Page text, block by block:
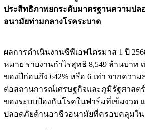
ประสิทธิภาพยกระดับมาตรฐานความปล
อนามัยท่ามกลางโรคระบาด
ผลการดำเนินงานซีพีเอฟไตรมาส 1 ปี
หมาย รายงานกำไรสุทธิ 8,549 ล้านบาท
ของปีก่อนถึง 642% หรือ 6 เท่า จากควา
ต่อสถานการณ์เศรษฐกิจและภูมิรัฐศาสต
ของระบบป้องกันโรคในฟาร์มที่เข้มงวด
ปลอดภัยด้านอาชีวอนามัยที่ครอบคลุมใน